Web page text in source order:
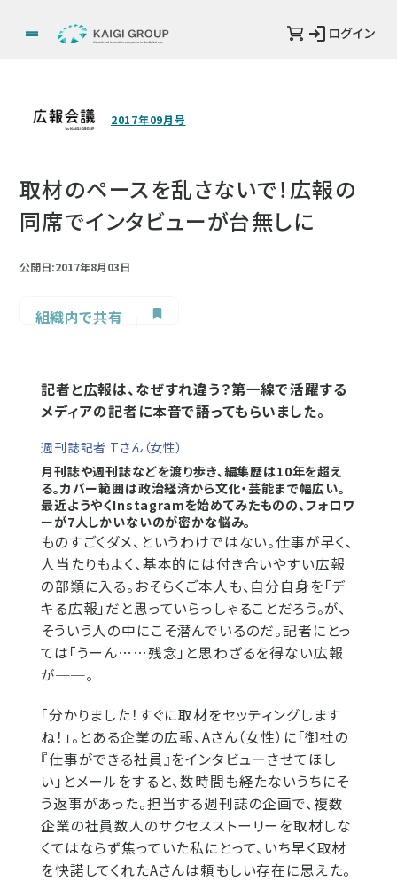
ログイン
2017年09月号
取材のペースを乱さないで！広報の
同席でインタビューが台無しに
公開日:2017年8月03日
組織内で共有
記者と広報は、なぜすれ違う？第一線で活躍する
メディアの記者に本音で語ってもらいました。
週刊誌記者 Tさん（女性）
月刊誌や週刊誌などを渡り歩き、編集歴は10年を超え
る。カバー範囲は政治経済から文化・芸能まで幅広い。
最近ようやくInstagramを始めてみたものの、フォロワ
ーが7人しかいないのが密かな悩み。
ものすごくダメ、というわけではない。仕事が早く、
人当たりもよく、基本的には付き合いやすい広報
の部類に入る。おそらくご本人も、自分自身を「デ
キる広報」だと思っていらっしゃることだろう。が、
そういう人の中にこそ潜んでいるのだ。記者にとっ
ては「うーん……残念」と思わざるを得ない広報
が──。
「分かりました！すぐに取材をセッティングします
ね！」。とある企業の広報、Aさん（女性）に「御社の
『仕事ができる社員』をインタビューさせてほし
い」とメールをすると、数時間も経たないうちにそ
う返事があった。担当する週刊誌の企画で、複数
企業の社員数人のサクセスストーリーを取材しな
くてはならず焦っていた私にとって、いち早く取材
を快諾してくれたAさんは頼もしい存在に思えた。